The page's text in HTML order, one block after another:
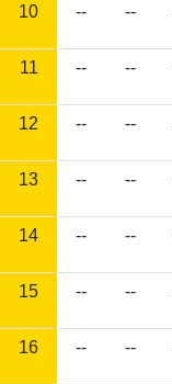
10 -- --
11 -- --
12 -- --
13 -- --
14 -- --
15 -- --
16 -- --